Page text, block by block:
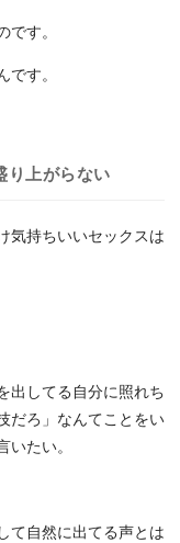
です。
です。
り上がらない
気持ちいいセックスは
出してる自分に照れち
だろ」なんてことをい
たい。
て自然に出てる声とは